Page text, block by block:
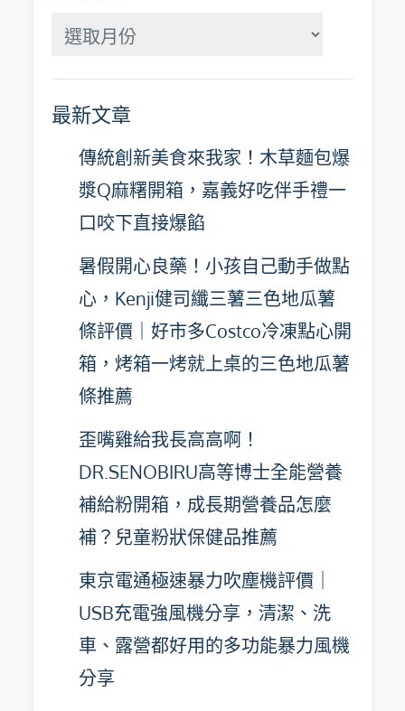
分
整
最新文章
傳統創新美食來我家！木草麵包爆
漿Q麻糬開箱，嘉義好吃伴手禮一
口咬下直接爆餡
暑假開心良藥！小孩自己動手做點
心，Kenji健司纖三薯三色地瓜薯
條評價｜好市多Costco冷凍點心開
箱，烤箱一烤就上桌的三色地瓜薯
條推薦
歪嘴雞給我長高高啊！
DR.SENOBIRU高等博士全能營養
補給粉開箱，成長期營養品怎麼
補？兒童粉狀保健品推薦
東京電通極速暴力吹塵機評價｜
USB充電強風機分享，清潔、洗
車、露營都好用的多功能暴力風機
分享